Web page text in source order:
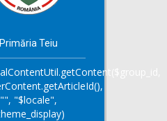
Primăria Teiu
"", "$locale",